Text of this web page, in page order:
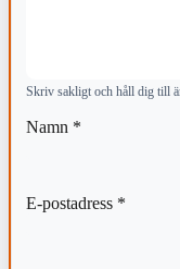
Skriv sakligt och håll dig till
Namn *
E-postadress *